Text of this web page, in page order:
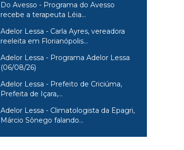
Do Avesso - Programa do Avesso
recebe a terapeuta Léia...
Adelor Lessa - Carla Ayres, vereadora
reeleita em Florianópolis...
Adelor Lessa - Programa Adelor Lessa
(06/08/26)
Adelor Lessa - Prefeito de Criciúma,
Prefeita de Içara,...
Adelor Lessa - Climatologista da Epagri,
Márcio Sônego falando...